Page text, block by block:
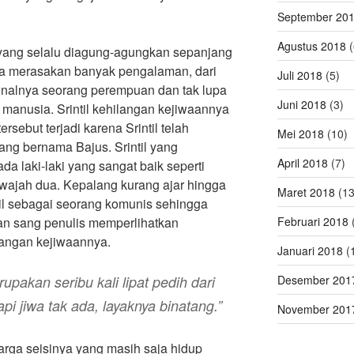
selalu diagung-agungkan sepanjang
merasakan banyak pengalaman, dari
seorang perempuan dan tak lupa
Srintil kehilangan kejiwaannya
terjadi karena Srintil telah
bernama Bajus. Srintil yang
laki-laki yang sangat baik seperti
dua. Kepalang kurang ajar hingga
sebagai seorang komunis sehingga
sang penulis memperlihatkan
kejiwaannya.
seribu kali lipat pedih dari
jiwa tak ada, layaknya binatang.”
seisinya yang masih saja hidup
September
Agustus 2018
Juli 2018 (5)
Juni 2018 (3)
Mei 2018 (10)
April 2018 (7)
Maret 2018
Februari 2018
Januari 2018
Desember
November